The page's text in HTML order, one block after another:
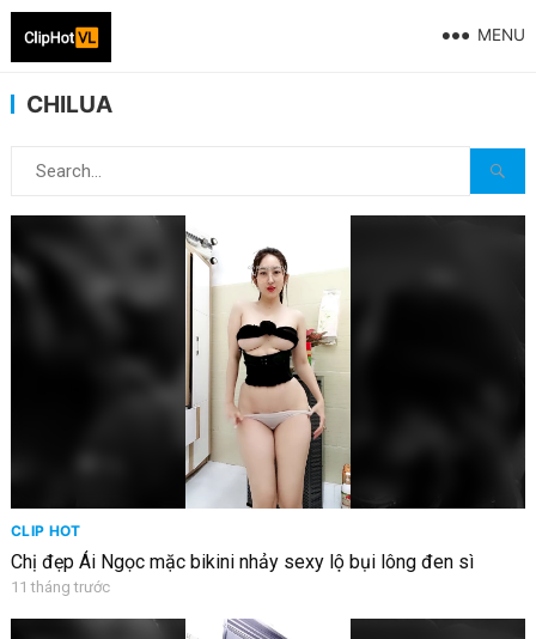
MENU
CHILUA
CLIP HOT
Chị đẹp Ái Ngọc mặc bikini nhảy sexy lộ bụi lông đen sì
11 tháng trước